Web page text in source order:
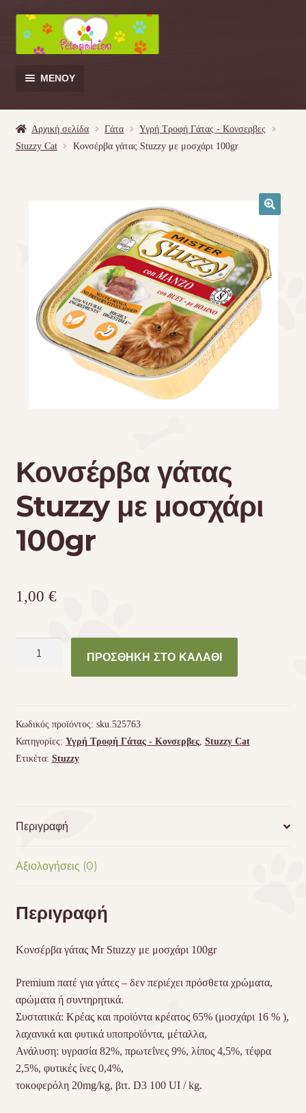
Απευθείας
μετάβαση
στην
πλοήγηση
Μετάβαση
σε
περιεχόμενο
ΜΕΝΟΎ
Κρεβατάκια
Τσάντες μεταφοράς
Αρχική σελίδα Γάτα
Υγρή Τροφή Γάτας - Kονσερβες
Stuzzy Cat
Κονσέρβα γάτας Stuzzy με μοσχάρι 100gr
Κονσέρβα γάτας
Stuzzy με μοσχάρι
100gr
1,00 €
100gr
ποσότητα
ΠΡΟΣΘΉΚΗ ΣΤΟ ΚΑΛΆΘΙ
Κωδικός προϊόντος: sku.525763
Κατηγορίες: Υγρή Τροφή Γάτας - Kονσερβες, Stuzzy Cat
Ετικέτα: Stuzzy
Περιγραφή
Αξιολογήσεις (0)
Περιγραφή
Κονσέρβα γάτας Mr Stuzzy με μοσχάρι 100gr
Premium πατέ για γάτες – δεν περιέχει πρόσθετα χρώματα,
αρώματα ή συντηρητικά.
Συστατικά: Κρέας και προϊόντα κρέατος 65% (μοσχάρι 16 % ),
λαχανικά και φυτικά υποπροϊόντα, μέταλλα,
Ανάλυση: υγρασία 82%, πρωτεΐνες 9%, λίπος 4,5%, τέφρα
2,5%, φυτικές ίνες 0,4%,
τοκοφερόλη 20mg/kg, βιτ. D3 100 UI / kg.